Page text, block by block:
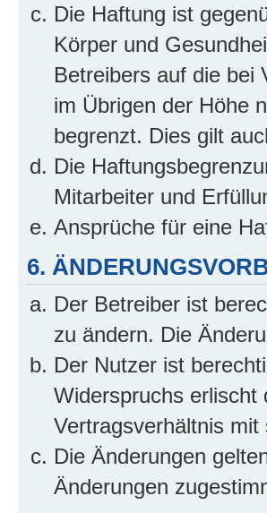
Die Haftung ist
Körper und
Betreibers auf die bei
im Übrigen der Höhe
begrenzt. Dies gilt
Die
Mitarbeiter und
Ansprüche für eine
6.
Der Betreiber ist
zu ändern. Die
Der Nutzer ist
Widerspruchs erlischt
Vertragsverhältnis
Die Änderungen
Änderungen